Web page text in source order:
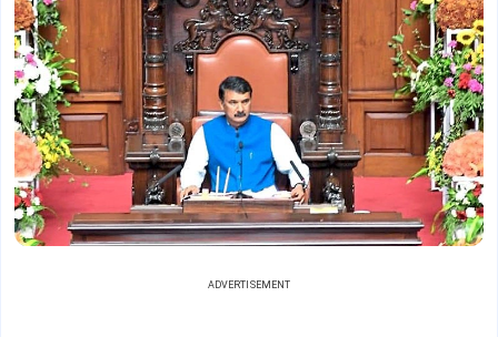
ADVERTISEMENT